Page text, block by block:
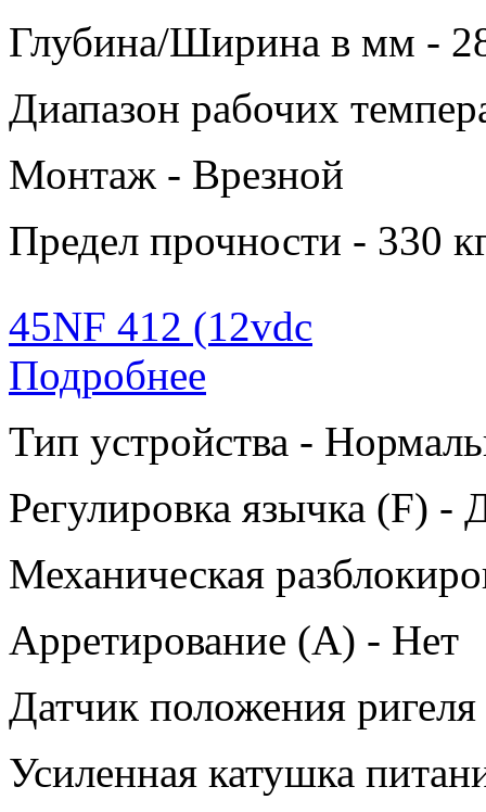
Глубина/Ширина в мм -
Диапазон рабочих
Монтаж - Врезной
Предел прочности - 330
45NF 412 (12vdc
Подробнее
Тип устройства -
Регулировка язычка (F) -
Механическая
Арретирование (A) - Нет
Датчик положения
Усиленная катушка